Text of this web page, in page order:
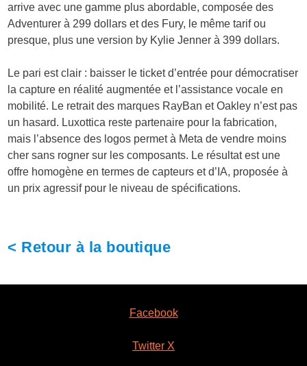
arrive avec une gamme plus abordable, composée des
Adventurer à 299 dollars et des Fury, le même tarif ou
presque, plus une version by Kylie Jenner à 399 dollars.
Le pari est clair : baisser le ticket d’entrée pour démocratiser
la capture en réalité augmentée et l’assistance vocale en
mobilité. Le retrait des marques RayBan et Oakley n’est pas
un hasard. Luxottica reste partenaire pour la fabrication,
mais l’absence des logos permet à Meta de vendre moins
cher sans rogner sur les composants. Le résultat est une
offre homogène en termes de capteurs et d’IA, proposée à
un prix agressif pour le niveau de spécifications.
< Retour à la boutique
Facebook
Twitter X